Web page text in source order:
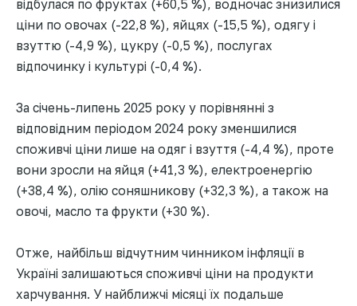
відбулася по фруктах (+60,5 %), водночас знизилися
ціни по овочах (-22,8 %), яйцях (-15,5 %), одягу і
взуттю (-4,9 %), цукру (-0,5 %), послугах
відпочинку і культурі (-0,4 %).
За січень-липень 2025 року у порівнянні з
відповідним періодом 2024 року зменшилися
споживчі ціни лише на одяг і взуття (-4,4 %), проте
вони зросли на яйця (+41,3 %), електроенергію
(+38,4 %), олію соняшникову (+32,3 %), а також на
овочі, масло та фрукти (+30 %).
Отже, найбільш відчутним чинником інфляції в
Україні залишаються споживчі ціни на продукти
харчування. У найближчі місяці їх подальше